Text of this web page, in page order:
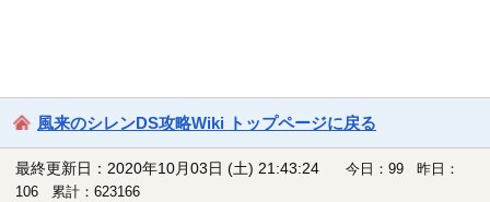
風来のシレンDS攻略Wiki トップページに戻る
最終更新日：2020年10月03日 (土) 21:43:24
今日：99 昨日：
106 累計：623166